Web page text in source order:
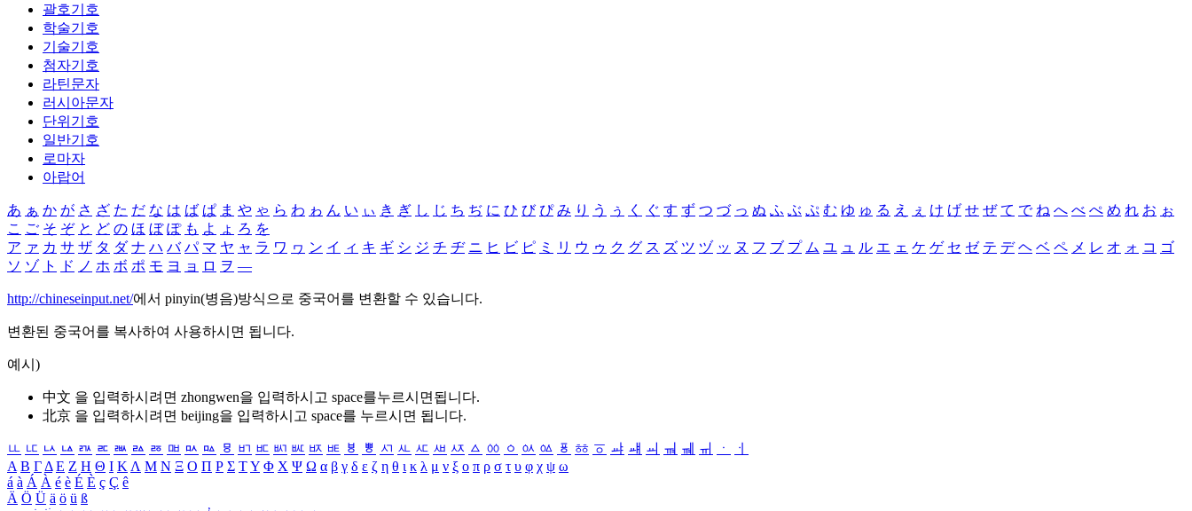
괄호기호
학술기호
기술기호
첨자기호
라틴문자
러시아문자
단위기호
일반기호
로마자
아랍어
あ ぁ か が さ ざ た だ な は ば ぱ ま や ゃ ら わ ゎ ん い ぃ き ぎ し じ ち ぢ に ひ び ぴ み り う ぅ く ぐ す ず つ づ っ ぬ ふ ぶ ぷ む ゆ ゅ る え ぇ け げ せ ぜ て で ね へ べ ぺ め れ お ぉ
こ ご そ ぞ と ど の ほ ぼ ぽ も よ ょ ろ を
ア ァ カ サ ザ タ ダ ナ ハ バ パ マ ヤ ャ ラ ワ ヮ ン イ ィ キ ギ シ ジ チ ヂ ニ ヒ ビ ピ ミ リ ウ ゥ ク グ ス ズ ツ ヅ ッ ヌ フ ブ プ ム ユ ュ ル エ ェ ケ ゲ セ ゼ テ デ ヘ ベ ペ メ レ オ ォ コ ゴ
ソ ゾ ト ド ノ ホ ボ ポ モ ヨ ョ ロ ヲ ―
http://chineseinput.net/에서 pinyin(병음)방식으로 중국어를 변환할 수 있습니다.
변환된 중국어를 복사하여 사용하시면 됩니다.
예시)
中文 을 입력하시려면 zhongwen을 입력하시고 space를누르시면됩니다.
北京 을 입력하시려면 beijing을 입력하시고 space를 누르시면 됩니다.
ㅥ ㅦ ㅧ ㅨ ㅩ ㅪ ㅫ ㅬ ㅭ ㅮ ㅯ ㅰ ㅱ ㅲ ㅳ ㅴ ㅵ ㅶ ㅷ ㅸ ㅹ ㅺ ㅻ ㅼ ㅽ ㅾ ㅿ ㆀ ㆁ ㆂ ㆃ ㆄ ㆅ ㆆ ㆇ ㆈ ㆉ ㆊ ㆋ ㆌ ㆍ
ㆎ
Α Β ΓΔ Ε Ζ Η Θ Ι ΚΛ Μ Ν Ξ Ο Π Ρ Σ ΤΥ Φ Χ Ψ Ω α β γ δ ε ζ η θ ι κ λ μ ν ξ ο π ρ σ τ υ φ χ ψ ω
á à Á À é è É È ç Ç ê
Ä Ö Ü ä ö ü ß